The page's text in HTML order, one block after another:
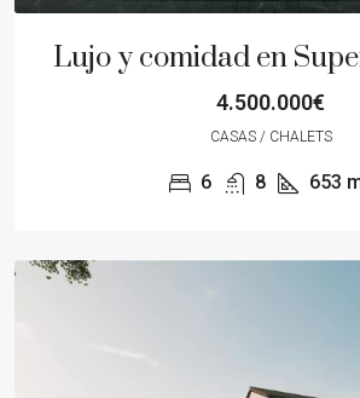
Lujo y comidad en
4.500.000€
CASAS / CHALETS
6 8 653